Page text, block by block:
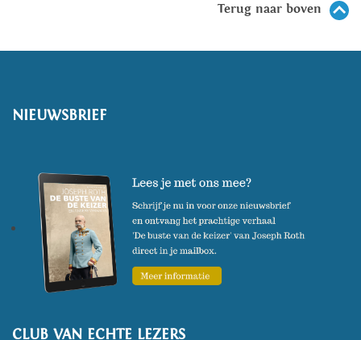
Terug naar boven
NIEUWSBRIEF
CLUB VAN ECHTE LEZERS